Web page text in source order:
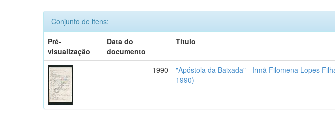
Conjunto de itens:
Pré-
visualização
Data do
documento
Título
1990
"Apóstola da Baixada" - Irmã Filomena Lopes
1990)